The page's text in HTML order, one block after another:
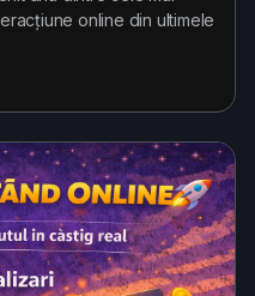
online din ultimele
Inițial concepute ca
legătura cu prietenii și